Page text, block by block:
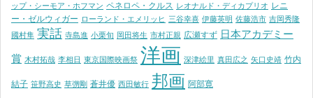
ップ・シーモア・ホフマン ペネロペ・クルス レオナルド・ディカプリオ レニ
ー・ゼルウィガー ローランド・エメリッヒ 三谷幸喜 伊藤英明 佐藤浩市 吉岡秀隆
國村隼 実話 寺島進 小栗旬 岡田将生 市村正親 広瀬すず 日本アカデミー
賞 木村拓哉 李相日 東京国際映画祭 洋画 深津絵里 真田広之 矢口史靖 竹内
結子 笹野高史 草彅剛 蒼井優 西田敏行 邦画 阿部寛